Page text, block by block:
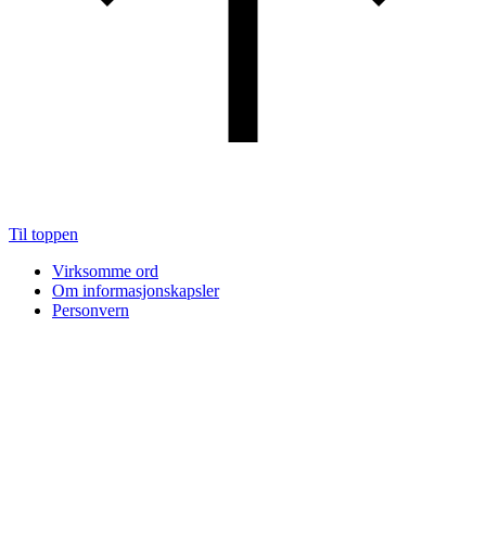
Til toppen
Virksomme ord
Om informasjonskapsler
Personvern